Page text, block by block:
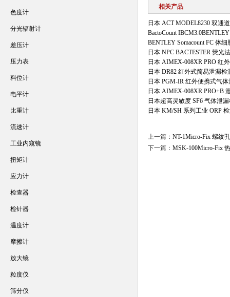
相关产品
日本 ACT MODEL8230 双通
BactoCount
BENTLEY Somacount FC 体
日本 NPC BACTESTER 荧光
日本 AIMEX-008XR PRO 红
日本 DR82 红外式简易泄漏检
日本 PGM-IR 红外便携式气
日本 AIMEX-008XR PRO+B
日本超高灵敏度 SF6 气体泄
日本 KM/SH 系列工业 ORP
上一篇： NT-1Micro-Fix 螺纹
下一篇： MSK-100Micro-Fix
色度计
分光辐射计
差压计
压力表
料位计
电平计
比重计
流速计
工业内窥镜
扭矩计
应力计
检查器
检针器
温度计
摩擦计
放大镜
粒度仪
筛分仪